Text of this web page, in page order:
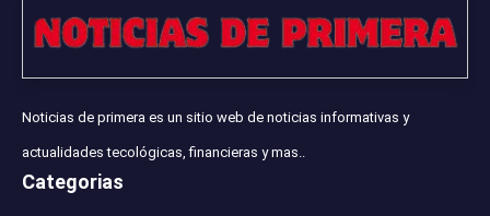
Noticias de primera es un sitio web de noticias informativas y
actualidades tecológicas, financieras y mas..
Categorias